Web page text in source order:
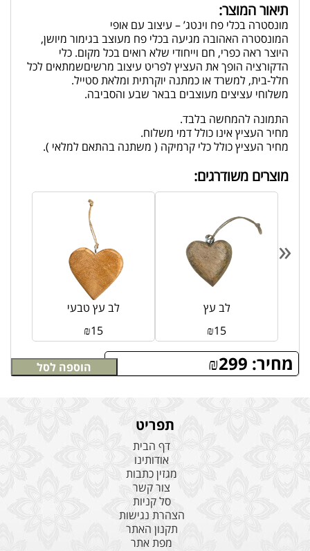
תיאור המוצר:
מונסטרה בכלי פח וינטג’ – עיצוב עם אופי
המונסטרה האהובה מגיעה בכלי פח מעוצב בגימור מיושן,
היוצר ראה כפרי, חם וייחודי שלא רואים בכל מקום. כלי
הדקורציה הופך את העציץ לפריט עיצוב מרשיםשמתאים לכל
חלל-בית, למשרד או כמתנה יוקרתית ומלאת סטייל.
משלוחי עציצים מעוצבים בבאר שבע והסביבה.
התמונה להמחשה בלבד.
מחיר העציץ אינו כולל דמי משלוח.
מחיר העציץ כולל כלי קרמיקה ( משתנה בהתאם למלאי ).
מחיר: ₪299 הוספה לסל
מוצרים משודרגים:
לב עץ טבעי
₪15
לב עץ
₪15
«
תפריט
דף הבית
אודותינו
מגזין כתבות
צור קשר
סל קניות
הצהרת נגישות
תקנון האתר
מפת אתר